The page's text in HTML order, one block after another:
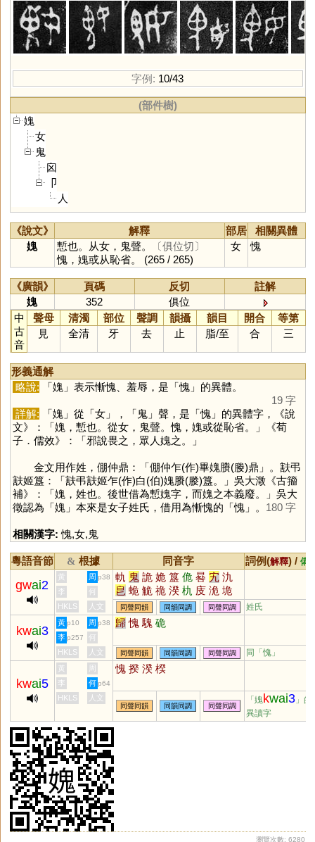
字例: 10/43
(部件樹)
媿
女
鬼
囟
卩
人
《說文》 解釋 部居
相關異體
媿
慙也。从女，鬼聲。
〔俱位切〕
愧，媿或从恥省。 (265 / 265)
女 愧
《廣韻》 頁碼 反切
註解
媿
352
俱位
中
古
音
聲母 清濁 部位 聲調 韻攝 韻目 開合
等第
見
全清 牙 去 止 脂/至 合 三
形義通解
略說: 「媿」表示慚愧、羞辱，是「愧」的異體。
19 字
詳解: 「媿」從「女」，「鬼」聲，是「愧」的異體字，《說
文》：「媿，慙也。從女，鬼聲。愧，媿或從恥省。」《荀
子．儒效》：「邪說畏之，眾人媿之。」
金文用作姓，倗仲鼎：「倗仲乍(作)畢媿賸(媵)鼎」。㝬弔
㝬姬簋：「㝬弔㝬姬乍(作)白(伯)媿賸(媵)簋。」吳大澂《古籀
補》：「媿，姓也。後世借為慙媿字，而媿之本義廢。」吳大
徵認為「媿」本來是女子姓氏，借用為慚愧的「愧」。 180 字
相關漢字: 愧,女,鬼
粵語音節 & 根據 同音字 詞例(解釋) / 備
gwai2
黃 周 p38 軌 鬼 詭 姽 簋 佹 晷 宄 氿
皀 蛫 觤 祪 湀 朹 庋 洈 垝
厬 庪 匭
李
何
HKLS
人文 同聲同韻 同韻同調 同聲同調 姓氏
kwai3
黃 p10 周 p38 歸 愧 騩 硊
李 p257
何
HKLS
人文 同聲同韻 同韻同調 同聲同調 同「愧 」
kwai5
黃 周 愧 揆 湀 楑
李 何 p64
HKLS 人文
同聲同韻 同韻同調 同聲同調
「媿kwai3 」的
異讀字
瀏覽次數: 6280